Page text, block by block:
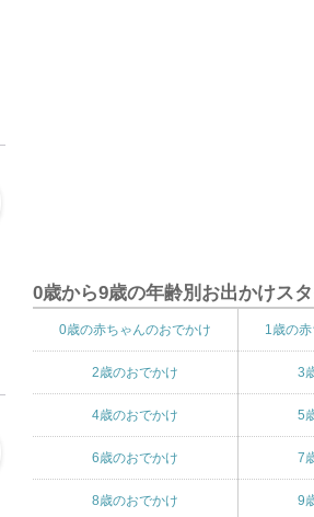
0歳から9歳の年齢別お出かけス
0歳の赤ちゃんのおでかけ 1歳の
2歳のおでかけ 3
4歳のおでかけ 5
6歳のおでかけ 7
8歳のおでかけ 9